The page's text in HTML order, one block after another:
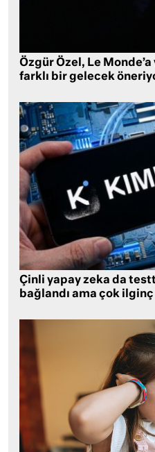
Özgür Özel, Le
farklı bir gelecek
Çinli yapay zeka da
bağlandı ama çok